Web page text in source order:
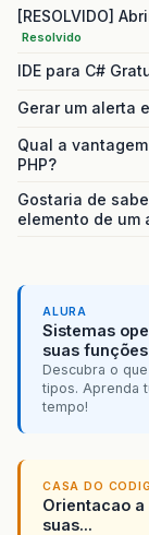
[RESOLVIDO]
Resolvido
IDE para C#
Gerar um alerta
Qual a
PHP?
Gostaria de
elemento de um
ALURA
Sistemas
suas funções
Descubra o
tipos. Aprenda
tempo!
CASA DO
Orientacao
suas...